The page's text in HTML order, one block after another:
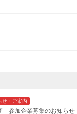
せ・ご案内
参加企業募集のお知らせ